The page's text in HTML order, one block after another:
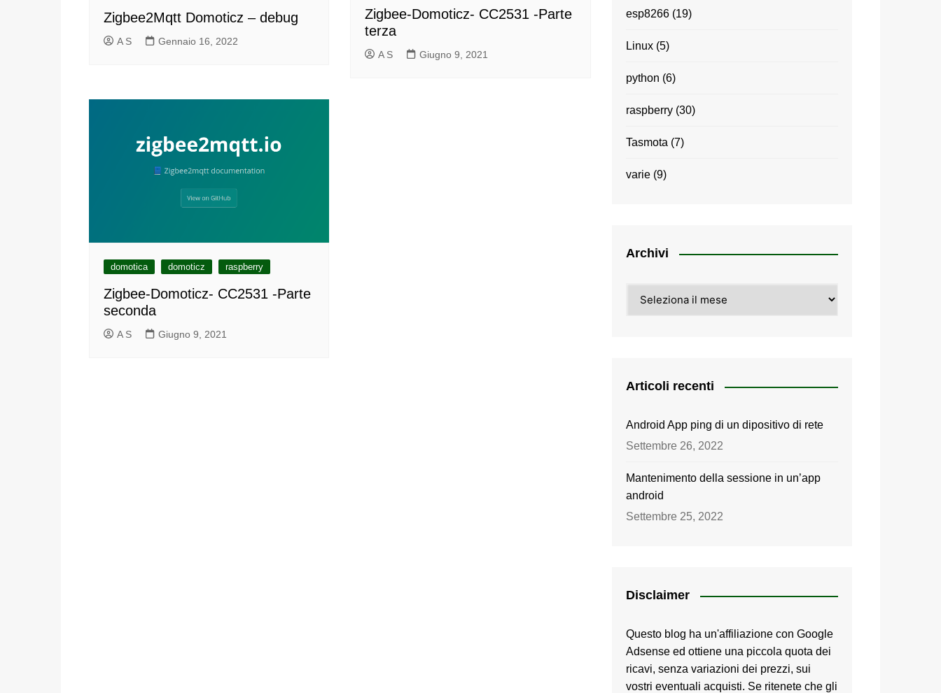
Zigbee2Mqtt Domoticz – debug
A S Gennaio 16, 2022
Zigbee-Domoticz- CC2531 -Parte
terza
A S Giugno 9, 2021
domotica domoticz raspberry
Zigbee-Domoticz- CC2531 -Parte
seconda
A S Giugno 9, 2021
esp8266(19)
Linux(5)
python (6)
raspberry(30)
Tasmota (7)
varie(9)
Archivi
Articoli recenti
Android App ping di un dipositivo di rete
Settembre 26, 2022
Mantenimento della sessione in un’app
android
Settembre 25, 2022
Disclaimer
Questo blog ha un'affiliazione con Google
Adsense ed ottiene una piccola quota dei
ricavi, senza variazioni dei prezzi, sui
vostri eventuali acquisti. Se ritenete che gli